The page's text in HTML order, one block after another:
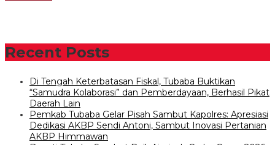
Recent Posts
Di Tengah Keterbatasan Fiskal, Tubaba Buktikan
“Samudra Kolaborasi” dan Pemberdayaan, Berhasil Pikat
Daerah Lain
Pemkab Tubaba Gelar Pisah Sambut Kapolres: Apresiasi
Dedikasi AKBP Sendi Antoni, Sambut Inovasi Pertanian
AKBP Himmawan